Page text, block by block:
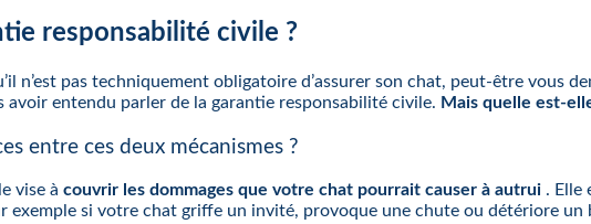
responsabilité civile ?
n’est pas techniquement obligatoire d’assurer son chat, peut-être vous
avoir entendu parler de la garantie responsabilité civile. Mais quelle est-
entre ces deux mécanismes ?
vise à couvrir les dommages que votre chat pourrait causer à autrui . Elle
exemple si votre chat griffe un invité, provoque une chute ou détériore un